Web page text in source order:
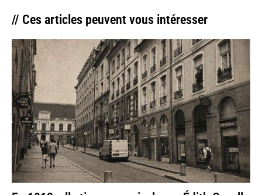
// Ces articles peuvent vous intéresser